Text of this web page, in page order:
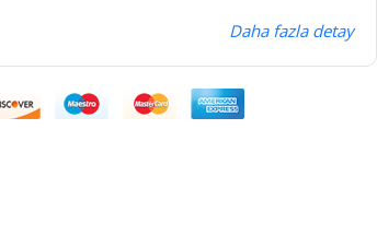
Daha fazla detay